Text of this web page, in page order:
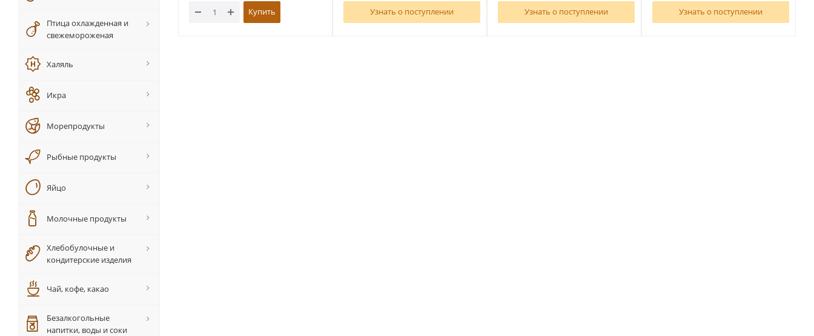
Купить Узнать о поступлении Узнать о поступлении Узнать о поступлении
Птица охлажденная и
свежемороженая
Халяль
Икра
Морепродукты
Рыбные продукты
Яйцо
Молочные продукты
Хлебобулочные и
кондитерские изделия
Чай, кофе, какао
Безалкогольные
напитки, воды и соки